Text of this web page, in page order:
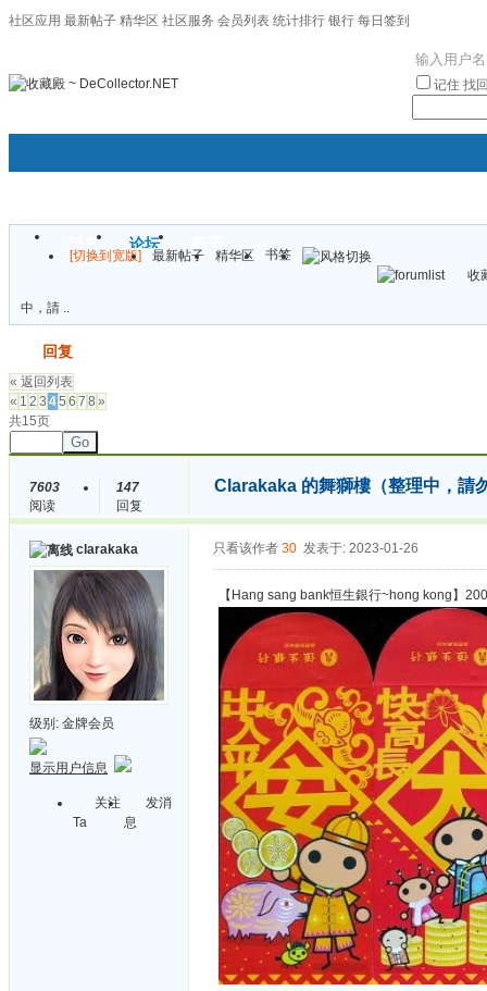
社区应用 最新帖子 精华区 社区服务 会员列表 统计排行 银行 每日签到
记住 找
门户 论坛
[切换到宽版] 最新帖子 精华区
书签
收
中，請 ..
回复
« 返回列表
« 1 2 3 45 6 7 8 »
共15页
Go
7603
阅读
147
回复
Clarakaka 的舞獅樓（整理中，請
clarakaka
级别: 金牌会员
显示用户信息
关注
Ta
发消
息
只看该作者 30 发表于: 2023-01-26
【Hang sang bank恒生銀行~hong kong】